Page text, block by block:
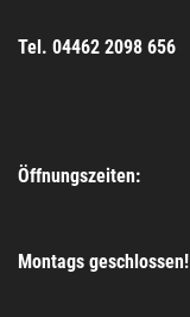
Tel. 04462 2098 656
Öffnungszeiten:
Montags geschlossen!